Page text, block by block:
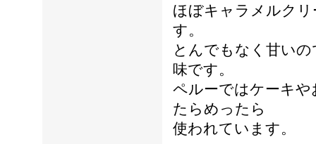
ほぼキャラメルクリ
す。
とんでもなく甘い
味です。
ペルーではケーキや
たらめったら
使われています。